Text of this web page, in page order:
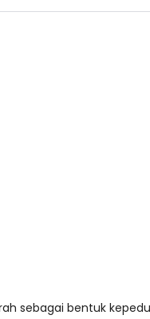
sebagai bentuk